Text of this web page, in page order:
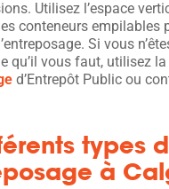
Utilisez l’espace
conteneurs empilables
Si vous
qu’il vous faut, utilisez la
d’Entrepôt Public ou
types
à